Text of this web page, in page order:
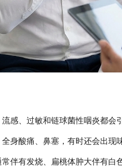
感、过敏和链球菌性咽炎都会
身酸痛、鼻塞，有时还会出
伴有发烧、扁桃体肿大伴有